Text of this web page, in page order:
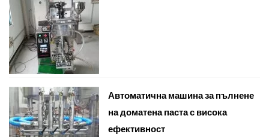
Автоматична машина за пълнене
на доматена паста с висока
ефективност